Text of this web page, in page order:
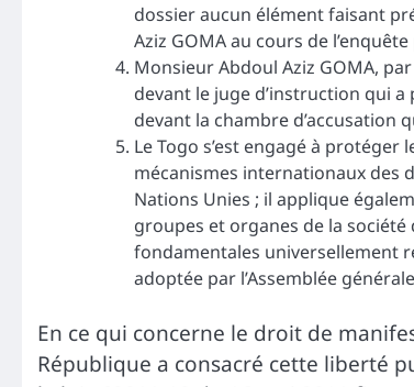
dossier aucun élément faisant
Aziz GOMA au cours de
Monsieur Abdoul Aziz GOMA,
devant le juge d’instruction qui
devant la chambre d’accusation
Le Togo s’est engagé à
mécanismes internationaux des
Nations Unies ; il applique
groupes et organes de la
fondamentales universellement
adoptée par l’Assemblée
En ce qui concerne le droit de
République a consacré cette liberté